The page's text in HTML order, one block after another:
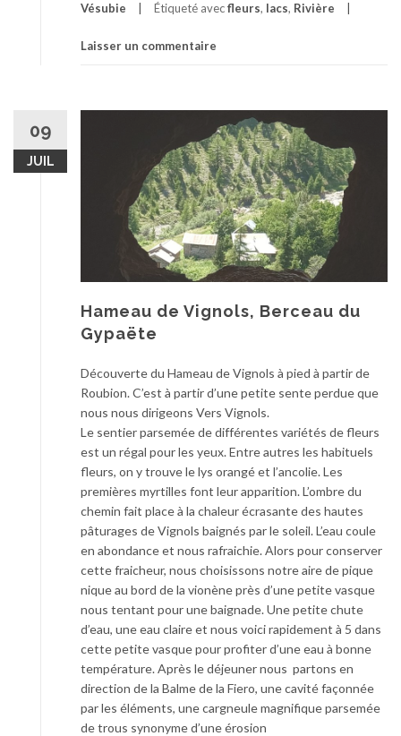
Vésubie Étiqueté avecfleurs, lacs, Rivière
Laisser un commentaire
09
JUIL
Hameau de Vignols, Berceau du
Gypaëte
Découverte du Hameau de Vignols à pied à partir de
Roubion. C’est à partir d’une petite sente perdue que
nous nous dirigeons Vers Vignols.
Le sentier parsemée de différentes variétés de fleurs
est un régal pour les yeux. Entre autres les habituels
fleurs, on y trouve le lys orangé et l’ancolie. Les
premières myrtilles font leur apparition. L’ombre du
chemin fait place à la chaleur écrasante des hautes
pâturages de Vignols baignés par le soleil. L’eau coule
en abondance et nous rafraichie. Alors pour conserver
cette fraicheur, nous choisissons notre aire de pique
nique au bord de la vionène près d’une petite vasque
nous tentant pour une baignade. Une petite chute
d’eau, une eau claire et nous voici rapidement à 5 dans
cette petite vasque pour profiter d’une eau à bonne
température. Après le déjeuner nous partons en
direction de la Balme de la Fiero, une cavité façonnée
par les éléments, une cargneule magnifique parsemée
de trous synonyme d’une érosion